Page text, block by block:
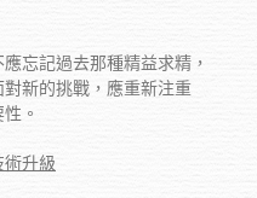
忘記過去那種精益求精，
新的挑戰，應重新注重
。
升級